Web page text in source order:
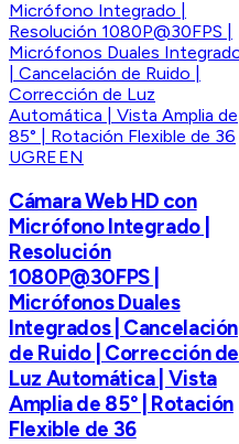
UGREEN
Cámara Web HD con
Micrófono Integrado |
Resolución
1080P@30FPS |
Micrófonos Duales
Integrados | Cancelación
de Ruido | Corrección de
Luz Automática | Vista
Amplia de 85° | Rotación
Flexible de 36